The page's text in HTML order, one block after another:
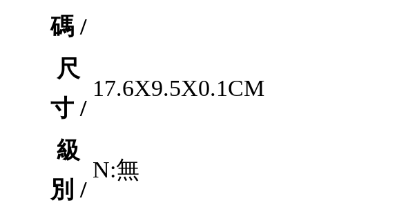
碼 /
尺
寸 /
17.6X9.5X0.1CM
級
別 /
N:無